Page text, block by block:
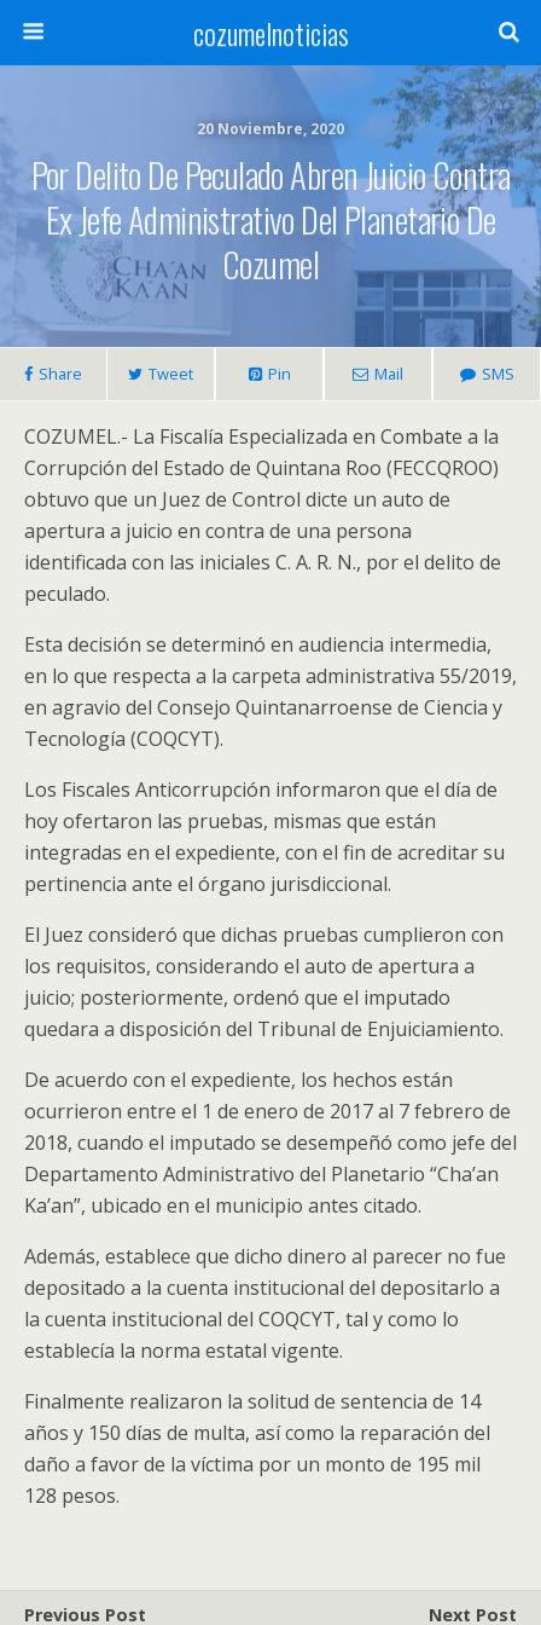
cozumelnoticias
20 Noviembre, 2020
Por Delito De Peculado Abren Juicio Contra
Ex Jefe Administrativo Del Planetario De
Cozumel
Share Tweet Pin Mail SMS
COZUMEL.- La Fiscalía Especializada en Combate a la
Corrupción del Estado de Quintana Roo (FECCQROO)
obtuvo que un Juez de Control dicte un auto de
apertura a juicio en contra de una persona
identificada con las iniciales C. A. R. N., por el delito de
peculado.
Esta decisión se determinó en audiencia intermedia,
en lo que respecta a la carpeta administrativa 55/2019,
en agravio del Consejo Quintanarroense de Ciencia y
Tecnología (COQCYT).
Los Fiscales Anticorrupción informaron que el día de
hoy ofertaron las pruebas, mismas que están
integradas en el expediente, con el fin de acreditar su
pertinencia ante el órgano jurisdiccional.
El Juez consideró que dichas pruebas cumplieron con
los requisitos, considerando el auto de apertura a
juicio; posteriormente, ordenó que el imputado
quedara a disposición del Tribunal de Enjuiciamiento.
De acuerdo con el expediente, los hechos están
ocurrieron entre el 1 de enero de 2017 al 7 febrero de
2018, cuando el imputado se desempeñó como jefe del
Departamento Administrativo del Planetario “Cha’an
Ka’an”, ubicado en el municipio antes citado.
Además, establece que dicho dinero al parecer no fue
depositado a la cuenta institucional del depositarlo a
la cuenta institucional del COQCYT, tal y como lo
establecía la norma estatal vigente.
Finalmente realizaron la solitud de sentencia de 14
años y 150 días de multa, así como la reparación del
daño a favor de la víctima por un monto de 195 mil
128 pesos.
Previous Post Next Post